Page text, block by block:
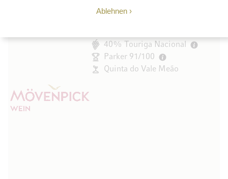
Ablehnen
Douro DOC
40% Touriga Nacional
Parker 91/100
Quinta do Vale Meão